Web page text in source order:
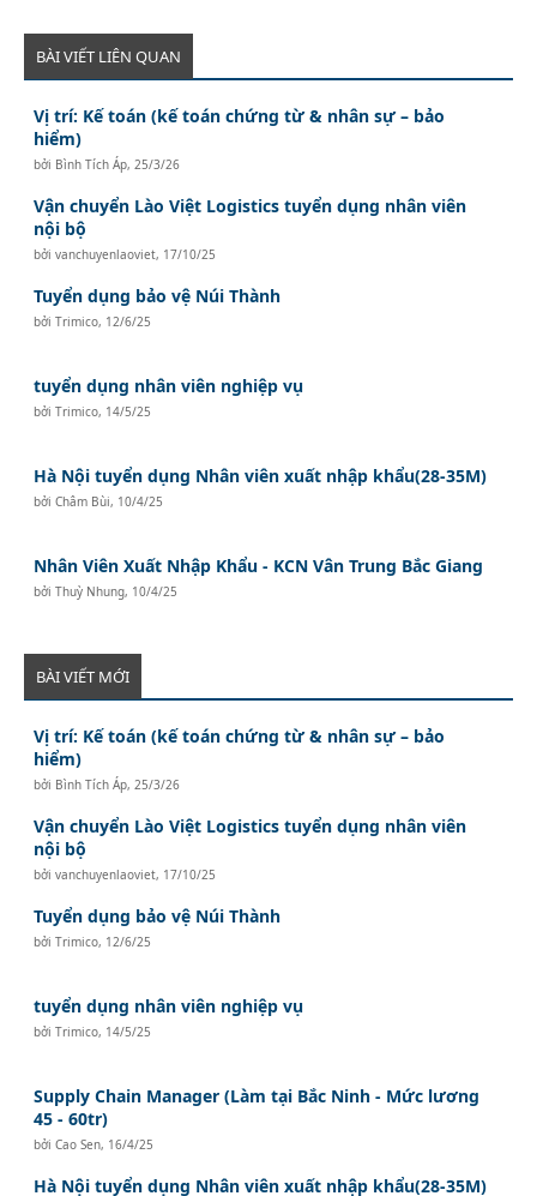
BÀI VIẾT LIÊN QUAN
Vị trí: Kế toán (kế toán chứng từ & nhân sự – bảo
hiểm)
bởi Bình Tích Áp, 25/3/26
Vận chuyển Lào Việt Logistics tuyển dụng nhân viên
nội bộ
bởivanchuyenlaoviet, 17/10/25
Tuyển dụng bảo vệ Núi Thành
bởiTrimico, 12/6/25
tuyển dụng nhân viên nghiệp vụ
bởiTrimico, 14/5/25
Hà Nội tuyển dụng Nhân viên xuất nhập khẩu(28-35M)
bởiChâm Bùi, 10/4/25
Nhân Viên Xuất Nhập Khẩu - KCN Vân Trung Bắc Giang
bởiThuỳ Nhung, 10/4/25
BÀI VIẾT MỚI
Vị trí: Kế toán (kế toán chứng từ & nhân sự – bảo
hiểm)
bởi Bình Tích Áp, 25/3/26
Vận chuyển Lào Việt Logistics tuyển dụng nhân viên
nội bộ
bởivanchuyenlaoviet, 17/10/25
Tuyển dụng bảo vệ Núi Thành
bởiTrimico, 12/6/25
tuyển dụng nhân viên nghiệp vụ
bởiTrimico, 14/5/25
Supply Chain Manager (Làm tại Bắc Ninh - Mức lương
45 - 60tr)
bởiCao Sen, 16/4/25
Hà Nội tuyển dụng Nhân viên xuất nhập khẩu(28-35M)